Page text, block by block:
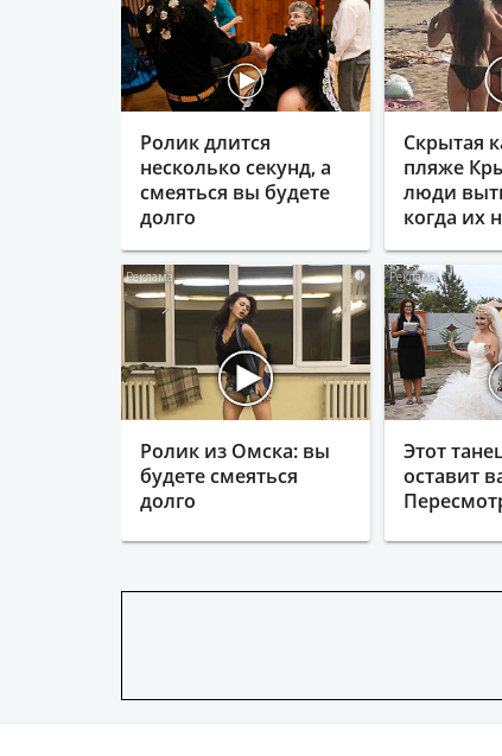
Ролик длится
несколько секунд, а
смеяться вы будете
долго
Скрытая
пляже
люди
когда их
i
Ролик из Омска: вы
будете смеяться
долго
Этот
оставит